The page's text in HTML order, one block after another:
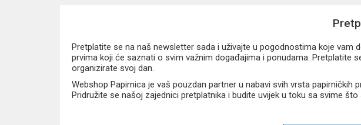
Pretplatite se na naš newsletter sada i uživajte u pogodnostima koje vam
prvima koji će saznati o svim važnim događajima i ponudama.
organizirate svoj dan.
Webshop Papirnica je vaš pouzdan partner u nabavi svih vrsta
Pridružite se našoj zajednici pretplatnika i budite uvijek u toku sa svime